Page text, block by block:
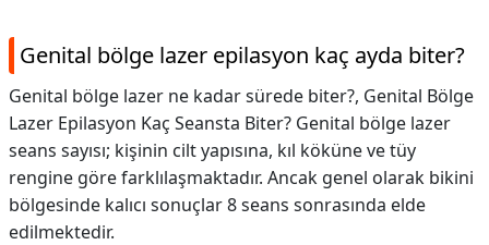
Genital bölge lazer epilasyon kaç ayda biter?
Genital bölge lazer ne kadar sürede biter?, Genital Bölge
Lazer Epilasyon Kaç Seansta Biter? Genital bölge lazer
seans sayısı; kişinin cilt yapısına, kıl köküne ve tüy
rengine göre farklılaşmaktadır. Ancak genel olarak bikini
bölgesinde kalıcı sonuçlar 8 seans sonrasında elde
edilmektedir.